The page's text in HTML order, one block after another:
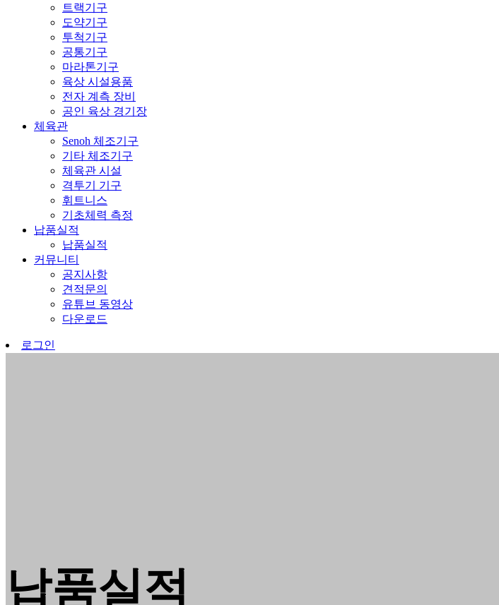
트랙기구
도약기구
투척기구
공통기구
마라톤기구
육상 시설용품
전자 계측 장비
공인 육상 경기장
체육관
Senoh 체조기구
기타 체조기구
체육관 시설
격투기 기구
휘트니스
기초체력 측정
납품실적
납품실적
커뮤니티
공지사항
견적문의
유튜브 동영상
다운로드
로그인
납품실적